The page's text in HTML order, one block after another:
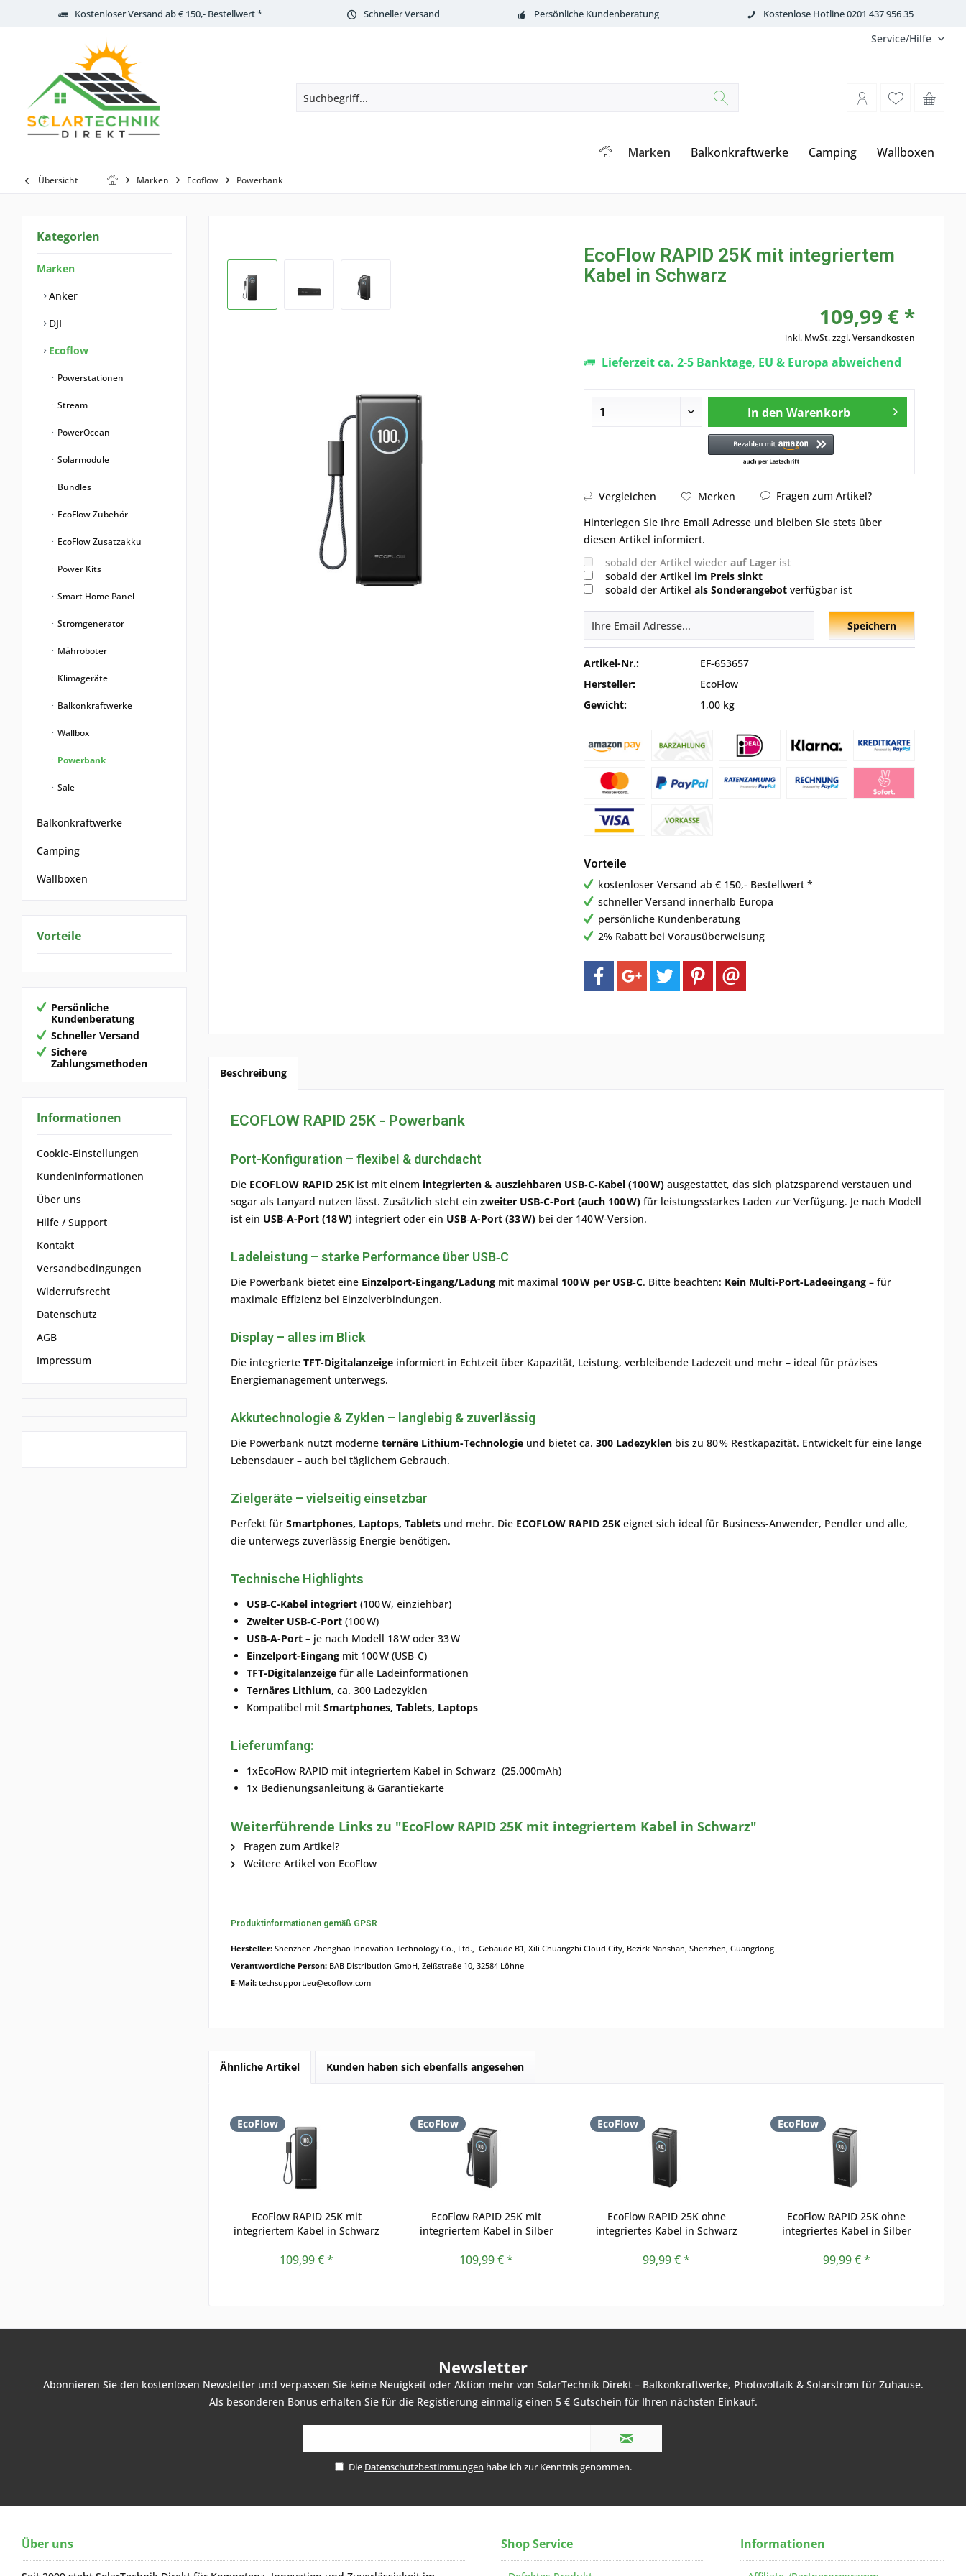
Kostenloser Versand ab € 150,- Bestellwert * Schneller Versand Persönliche Kundenberatung Kostenlose Hotline 0201 437 956 35
Service/Hilfe
Marken Balkonkraftwerke Camping Wallboxen
Übersicht Marken Ecoflow Powerbank
Kategorien
Marken
Anker
DJI
Ecoflow
Powerstationen
Stream
PowerOcean
Solarmodule
Bundles
EcoFlow Zubehör
EcoFlow Zusatzakku
Power Kits
Smart Home Panel
Stromgenerator
Mähroboter
Klimageräte
Balkonkraftwerke
Wallbox
Powerbank
Sale
Balkonkraftwerke
Camping
Wallboxen
Vorteile
Persönliche
Kundenberatung
Schneller Versand
Sichere
Zahlungsmethoden
Informationen
Cookie-Einstellungen
Kundeninformationen
Über uns
Hilfe / Support
Kontakt
Versandbedingungen
Widerrufsrecht
Datenschutz
AGB
Impressum
EcoFlow RAPID 25K mit integriertem
Kabel in Schwarz
109,99 € *
inkl. MwSt.zzgl. Versandkosten
Lieferzeit ca. 2-5 Banktage, EU & Europa abweichend
In den Warenkorb
Vergleichen Merken
Fragen zum Artikel?
Hinterlegen Sie Ihre Email Adresse und bleiben Sie stets über
diesen Artikel informiert.
sobald der Artikel wieder auf Lagerist
sobald der Artikel im Preis sinkt
sobald der Artikel als Sonderangebotverfügbar ist
Speichern
Artikel-Nr.:
EF-653657
Hersteller:
EcoFlow
Gewicht:
1,00 kg
Vorteile
kostenloser Versand ab € 150,- Bestellwert *
schneller Versand innerhalb Europa
persönliche Kundenberatung
2% Rabatt bei Vorausüberweisung
Beschreibung
ECOFLOW RAPID 25K - Powerbank
Port-Konfiguration – flexibel & durchdacht
Die ECOFLOW RAPID 25K ist mit einem integrierten & ausziehbaren USB‑C‑Kabel (100 W) ausgestattet, das sich platzsparend verstauen und
sogar als Lanyard nutzen lässt. Zusätzlich steht ein zweiter USB‑C-Port (auch 100 W) für leistungsstarkes Laden zur Verfügung. Je nach Modell
ist ein USB‑A-Port (18 W) integriert oder ein USB‑A-Port (33 W) bei der 140 W-Version.
Ladeleistung – starke Performance über USB‑C
Die Powerbank bietet eine Einzelport-Eingang/Ladung mit maximal 100 W per USB‑C. Bitte beachten: Kein Multi-Port-Ladeeingang – für
maximale Effizienz bei Einzelverbindungen.
Display – alles im Blick
Die integrierte TFT-Digitalanzeige informiert in Echtzeit über Kapazität, Leistung, verbleibende Ladezeit und mehr – ideal für präzises
Energiemanagement unterwegs.
Akkutechnologie & Zyklen – langlebig & zuverlässig
Die Powerbank nutzt moderne ternäre Lithium-Technologie und bietet ca. 300 Ladezyklen bis zu 80 % Restkapazität. Entwickelt für eine lange
Lebensdauer – auch bei täglichem Gebrauch.
Zielgeräte – vielseitig einsetzbar
Perfekt für Smartphones, Laptops, Tablets und mehr. Die ECOFLOW RAPID 25K eignet sich ideal für Business-Anwender, Pendler und alle,
die unterwegs zuverlässig Energie benötigen.
Technische Highlights
USB‑C-Kabel integriert (100 W, einziehbar)
Zweiter USB‑C-Port (100 W)
USB‑A-Port – je nach Modell 18 W oder 33 W
Einzelport-Eingang mit 100 W (USB‑C)
TFT-Digitalanzeige für alle Ladeinformationen
Ternäres Lithium, ca. 300 Ladezyklen
Kompatibel mit Smartphones, Tablets, Laptops
Lieferumfang:
1xEcoFlow RAPID mit integriertem Kabel in Schwarz (25.000mAh)
1x Bedienungsanleitung & Garantiekarte
Weiterführende Links zu "EcoFlow RAPID 25K mit integriertem Kabel in Schwarz"
Fragen zum Artikel?
Weitere Artikel von EcoFlow
Produktinformationen gemäß GPSR
Hersteller: Shenzhen Zhenghao Innovation Technology Co., Ltd. , Gebäude B1, Xili Chuangzhi Cloud City, Bezirk Nanshan, Shenzhen, Guangdong
Verantwortliche Person: BAB Distribution GmbH, Zeißstraße 10, 32584 Löhne
E-Mail: techsupport.eu@ecoflow.com
Ähnliche Artikel Kunden haben sich ebenfalls angesehen
EcoFlow
EcoFlow RAPID 25K mit
integriertem Kabel in Schwarz
109,99 € *
EcoFlow
EcoFlow RAPID 25K mit
integriertem Kabel in Silber
109,99 € *
EcoFlow
EcoFlow RAPID 25K ohne
integriertes Kabel in Schwarz
99,99 € *
EcoFlow
EcoFlow RAPID 25K ohne
integriertes Kabel in Silber
99,99 € *
Newsletter
Abonnieren Sie den kostenlosen Newsletter und verpassen Sie keine Neuigkeit oder Aktion mehr von SolarTechnik Direkt – Balkonkraftwerke, Photovoltaik & Solarstrom für Zuhause.
Als besonderen Bonus erhalten Sie für die Registierung einmalig einen 5 € Gutschein für Ihren nächsten Einkauf.
Die Datenschutzbestimmungen habe ich zur Kenntnis genommen.
Über uns Shop Service Informationen